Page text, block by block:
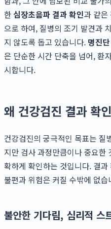
한심장초음파 결과 확인과 같은
으로 하여, 질병의 조기 발견과
지 않도록 돕고 있습니다. 명진
은 단순한 시간 단축을 넘어, 환
시합니다.
왜 건강검진 결과 확
건강검진의 궁극적인 목표는 질
지만 검사 과정만큼이나 중요한
확하게 확인하는 것입니다. 결
불편과 위험은 커질 수밖에 없습
불안한 기다림, 심리적 스